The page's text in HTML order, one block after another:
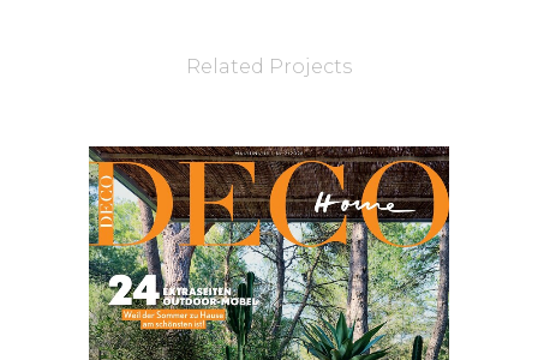
Related Projects